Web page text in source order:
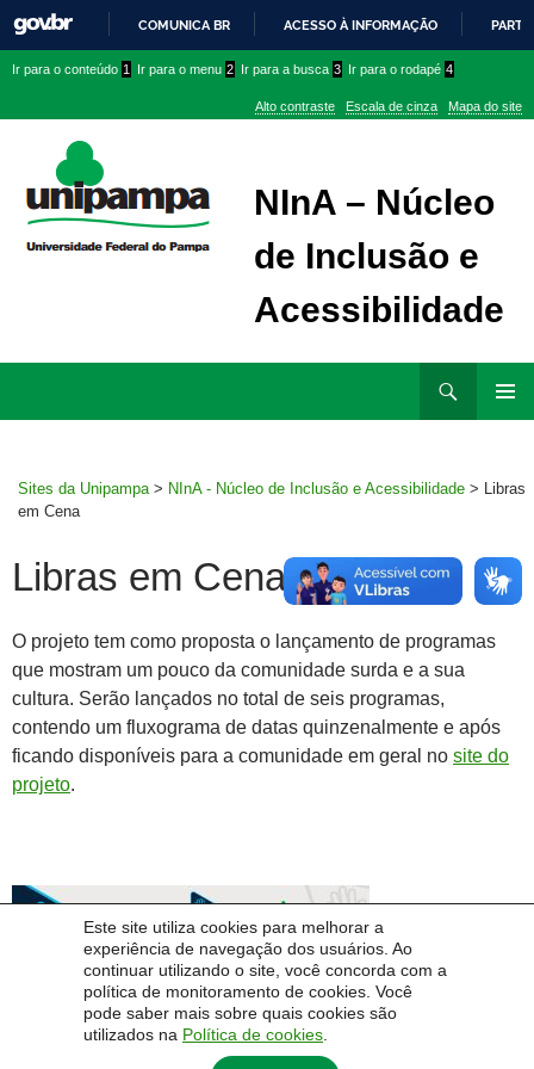
Este site utiliza cookies para melhorar a
experiência de navegação dos usuários. Ao
continuar utilizando o site, você concorda com a
política de monitoramento de cookies. Você
pode saber mais sobre quais cookies são
utilizados na Política de cookies
PARA
CONTEÚDO
COMUNICA BR ACESSO À INFORMAÇÃO
conteúdo
menu
superior
menu
Ir para o conteúdo 1 Ir para o menu 2 Ir para a busca 3 Ir para o rodapé 4
Alto contraste Escala de cinza Mapa do site
NInA – Núcleo
de Inclusão e
Acessibilidade
Sites da Unipampa > NInA - Núcleo de Inclusão e Acessibilidade > Libras
em Cena
Libras em Cena
O projeto tem como proposta o lançamento de programas
que mostram um pouco da comunidade surda e a sua
cultura. Serão lançados no total de seis programas,
contendo um fluxograma de datas quinzenalmente e após
ficando disponíveis para a comunidade em geral no site do
projeto.